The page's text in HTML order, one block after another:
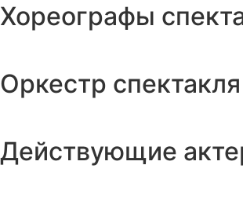
Хореографы
Оркестр спектакля
Действующие